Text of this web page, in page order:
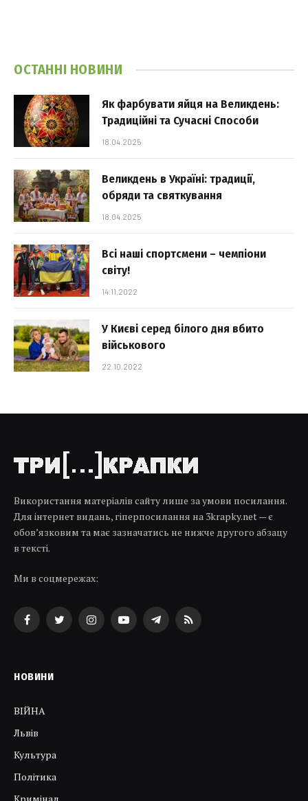
ОСТАННІ НОВИНИ
Як фарбувати яйця на Великдень:
Традиційні та Сучасні Способи
18.04.2025
Великдень в Україні: традиції,
обряди та святкування
18.04.2025
Всі наші спортсмени – чемпіони
світу!
14.11.2022
У Києві серед білого дня вбито
військового
22.10.2022
Використання матеріалів сайту лише за умови посилання.
Для інтернет видань, гіперпосилання на 3krapky.net — є
обов’язковим та має зазначатись не нижче другого абзацу
в тексті.
Ми в соцмережах:
FacebookTwitterInstagramYouTubeTelegramRSS
НОВИНИ
ВІЙНА
Львів
Культура
Політика